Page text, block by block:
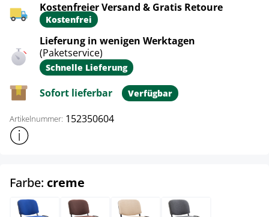
Kostenfreier Versand & Gratis Retoure
Kostenfrei
Lieferung in wenigen Werktagen
(Paketservice)
Schnelle Lieferung
Sofort lieferbar Verfügbar
Artikelnummer: 152350604
Weitere Produktinformationen anzeigen
Farbe: creme